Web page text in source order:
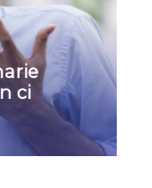
ci